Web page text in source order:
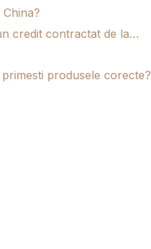
credit contractat de la…
produsele corecte?